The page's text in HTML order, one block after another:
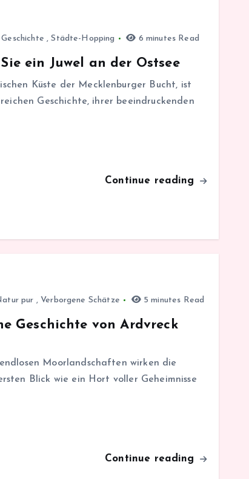
,Städte-Hopping 6 minutes Read
ein Juwel an der Ostsee
Küste der Mecklenburger Bucht, ist
Geschichte, ihrer beeindruckenden
Continue reading
pur , Verborgene Schätze 5 minutes Read
Geschichte von Ardvreck
Moorlandschaften wirken die
Blick wie ein Hort voller Geheimnisse
Continue reading